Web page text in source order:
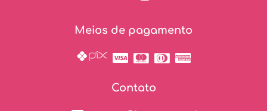
Meios de pagamento
Contato